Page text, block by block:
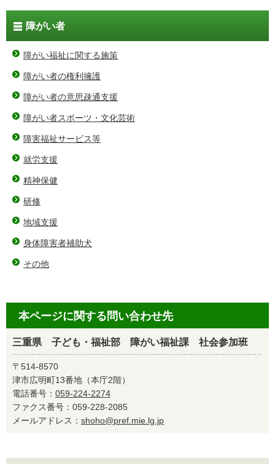
障がい者
障がい福祉に関する施策
障がい者の権利擁護
障がい者の意思疎通支援
障がい者スポーツ・文化芸術
障害福祉サービス等
就労支援
精神保健
研修
地域支援
身体障害者補助犬
その他
本ページに関する問い合わせ先
三重県 子ども・福祉部 障がい福祉課 社会参加班
〒514-8570
津市広明町13番地（本庁2階）
電話番号： 059-224-2274
ファクス番号：059-228-2085
メールアドレス： shoho@pref.mie.lg.jp